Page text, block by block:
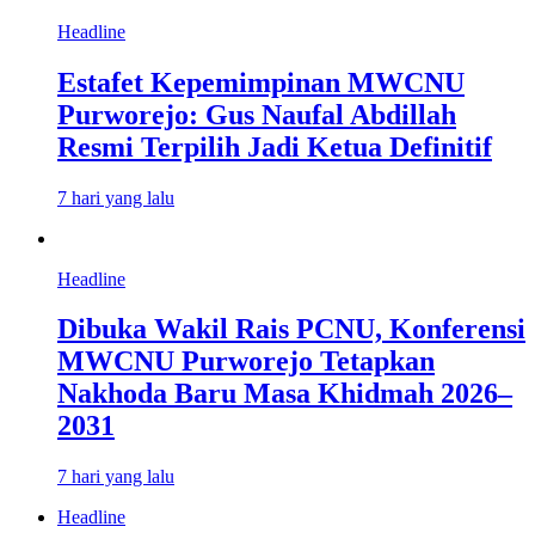
Headline
Estafet Kepemimpinan MWCNU
Purworejo: Gus Naufal Abdillah
Resmi Terpilih Jadi Ketua Definitif
7 hari yang lalu
Headline
Dibuka Wakil Rais PCNU, Konferensi
MWCNU Purworejo Tetapkan
Nakhoda Baru Masa Khidmah 2026–
2031
7 hari yang lalu
Headline